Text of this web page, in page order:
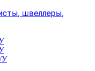
швеллеры,
У